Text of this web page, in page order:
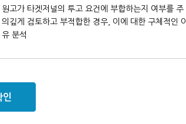
원고가 타겟저널의 투고 요건에 부합하는지 여부를 주
의깊게 검토하고 부적합한 경우, 이에 대한 구체적인 이
유 분석
인